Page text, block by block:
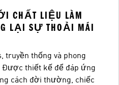
CHẤT LIỆU LÀM
LẠI SỰ THOẢI MÁI
truyền thống và phong
Được thiết kế để đáp ứng
cách đời thường, chiếc